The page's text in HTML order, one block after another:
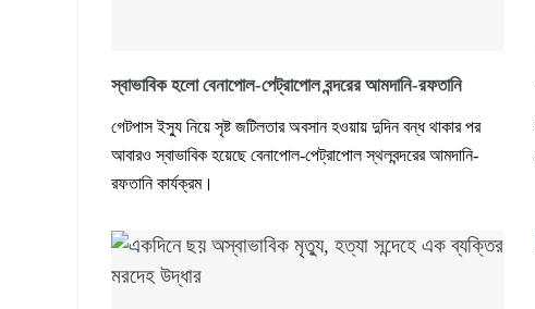
স্বাভাবিক হলো বেনাপোল-পেট্রাপোল বন্দরের আমদানি-রফতানি
গেটপাস ইস্যু নিয়ে সৃষ্ট জটিলতার অবসান হওয়ায় দুদিন বন্ধ থাকার পর
আবারও স্বাভাবিক হয়েছে বেনাপোল-পেট্রাপোল স্থলবন্দরের আমদানি-
রফতানি কার্যক্রম।